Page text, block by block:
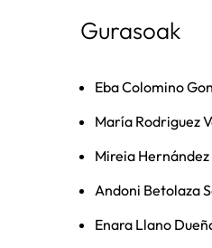
Gurasoak
Eba Colomino
María Rodriguez
Mireia
Andoni Betolaza
Enara Llano